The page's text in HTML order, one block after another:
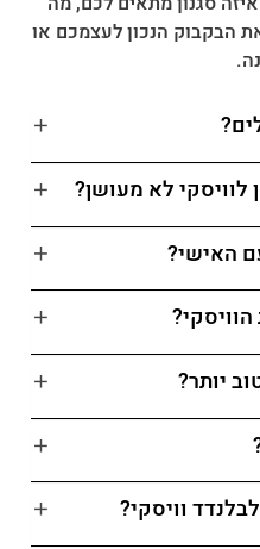
הבקבוק הנכון לעצמכם או
לוויסקי לא מעושן?
האישי?
יותר?
וויסקי?